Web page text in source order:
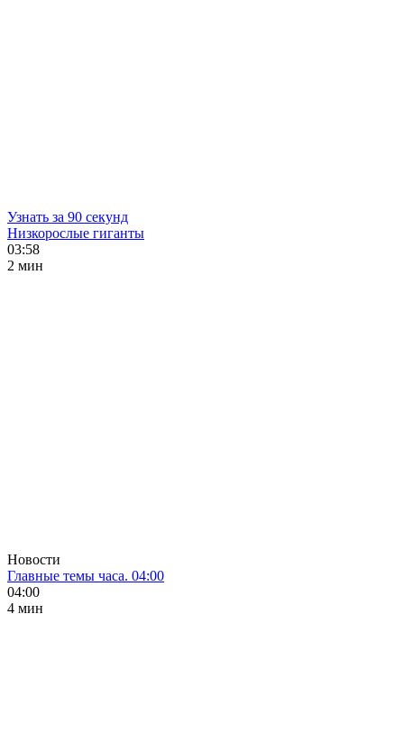
Узнать за 90 секунд
Низкорослые гиганты
03:58
2 мин
Новости
Главные темы часа. 04:00
04:00
4 мин